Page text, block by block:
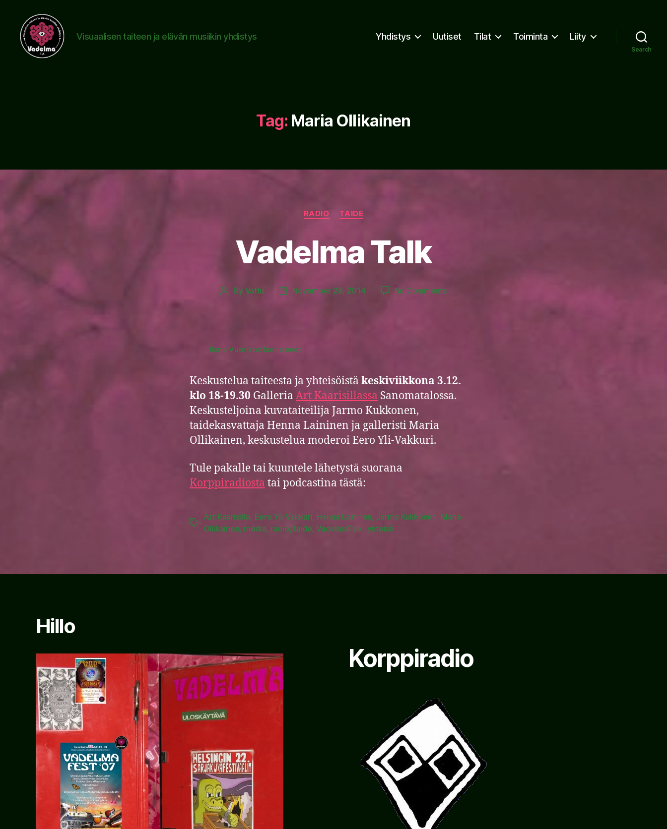
Visuaalisen taiteen ja elävän musiikin yhdistys Yhdistys Uutiset Tilat Toiminta Liity
Search
Tag: Maria Ollikainen
Categories
RADIO TAIDE
Vadelma Talk
Post
By Vattu
PostNovember 28, 2014 No Commentson
Ilona Vuoristo: Isot sienet
Keskustelua taiteesta ja yhteisöistä keskiviikkona 3.12.
klo 18-19.30 Galleria Art Kaarisillassa Sanomatalossa.
Keskusteljoina kuvataiteilija Jarmo Kukkonen,
taidekasvattaja Henna Laininen ja galleristi Maria
Ollikainen, keskustelua moderoi Eero Yli-Vakkuri.
Tule pakalle tai kuuntele lähetystä suorana
Korppiradiosta tai podcastina tästä:
Tags
Art Kaarisilta, Eero Yli-Vakkuri, Henna Laininen, Jarmo Kukkonen, Maria
Ollikainen, media, radio,taide,VadelmaTalk, yhteisö
Hillo
Korppiradio